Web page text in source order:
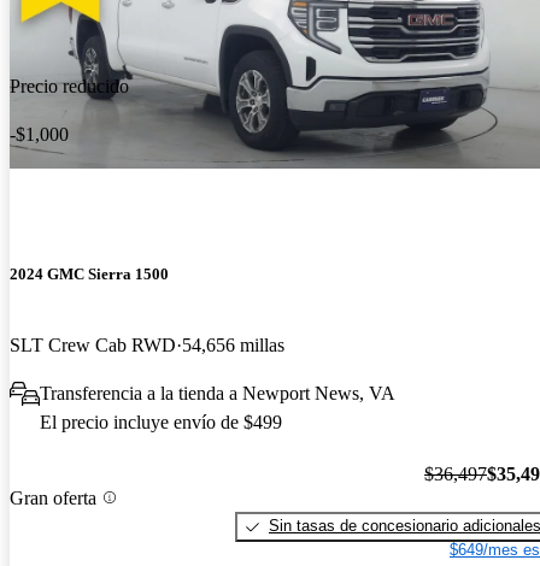
Precio reducido
-$1,000
2024 GMC Sierra 1500
SLT Crew Cab RWD 54,656 millas
Transferencia a la tienda a Newport News, VA
El precio incluye envío de $499
Gran oferta
$36,497
Sin tasas de concesionario adicionales
$649/mes